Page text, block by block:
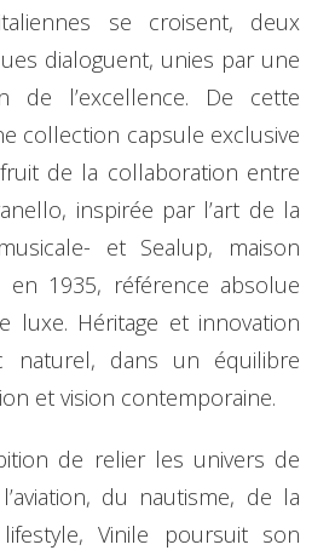
se croisent, deux
dialoguent, unies par une
de l’excellence. De cette
collection capsule exclusive
de la collaboration entre
inspirée par l’art de la
et Sealup, maison
en 1935, référence absolue
luxe. Héritage et innovation
naturel, dans un équilibre
et vision contemporaine.
de relier les univers de
du nautisme, de la
Vinile poursuit son